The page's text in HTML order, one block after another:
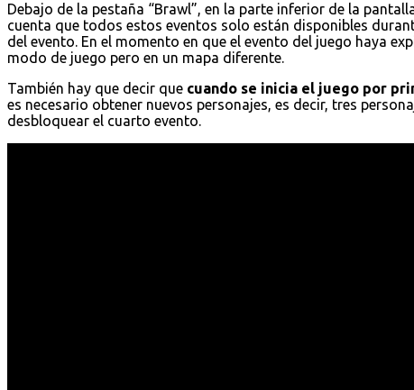
Debajo de la pestaña “Brawl”, en la parte inferior de la
cuenta que todos estos eventos solo están disponibles
del evento. En el momento en que el evento del juego haya
modo de juego pero en un mapa diferente.
También hay que decir que cuando se inicia el juego por
es necesario obtener nuevos personajes, es decir, tres
desbloquear el cuarto evento.